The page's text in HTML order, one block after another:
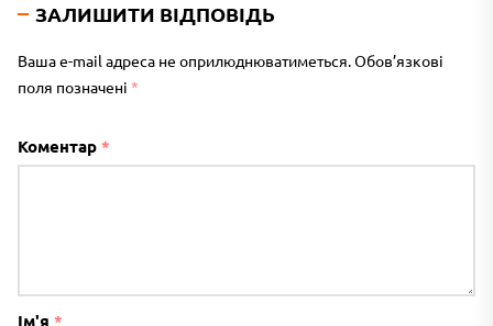
ЗАЛИШИТИ ВІДПОВІДЬ
Ваша e-mail адреса не оприлюднюватиметься.Обов’язкові
поля позначені *
Коментар *
Ім'я *